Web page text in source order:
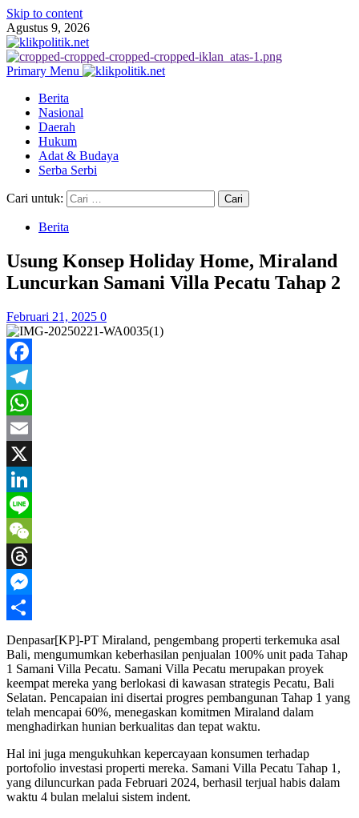
Skip to content
Agustus 9, 2026
Primary Menu
Berita
Nasional
Daerah
Hukum
Adat & Budaya
Serba Serbi
Cari untuk:
Berita
Usung Konsep Holiday Home, Miraland
Luncurkan Samani Villa Pecatu Tahap 2
Februari 21, 2025 0
Facebook
Telegram
WhatsApp
Email
X
LinkedIn
Line
WeChat
Threads
Messenger
Share
Denpasar[KP]-PT Miraland, pengembang properti terkemuka asal
Bali, mengumumkan keberhasilan penjualan 100% unit pada Tahap
1 Samani Villa Pecatu. Samani Villa Pecatu merupakan proyek
keempat mereka yang berlokasi di kawasan strategis Pecatu, Bali
Selatan. Pencapaian ini disertai progres pembangunan Tahap 1 yang
telah mencapai 60%, menegaskan komitmen Miraland dalam
menghadirkan hunian berkualitas dan tepat waktu.
Hal ini juga mengukuhkan kepercayaan konsumen terhadap
portofolio investasi properti mereka. Samani Villa Pecatu Tahap 1,
yang diluncurkan pada Februari 2024, berhasil terjual habis dalam
waktu 4 bulan melalui sistem indent.